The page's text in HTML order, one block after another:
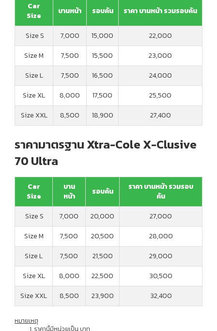
Car
Size
บานหน้า รอบคัน ราคา บานหน้า รวมรอบคัน
Size S 7,000 15,000
22,000
Size M
7,500 15,500
23,000
Size L
7,500 16,500
24,000
Size XL
8,000 17,500
25,500
Size XXL
8,500 18,900 27,400
ราคามาตรฐาน Xtra-Cole X-Clusive
70 Ultra
Car
Size
บาน
หน้า
รอบคัน
ราคา บานหน้า รวมรอบ
คัน
Size S
7,000 20,000
27,000
Size M
7,500 20,500
28,000
Size L
7,500 21,500
29,000
Size XL
8,000 22,500
30,500
Size XXL
8,500 23,900 32,400
หมายเหตุ
ราคานี้มีหน่วยเป็น บาท